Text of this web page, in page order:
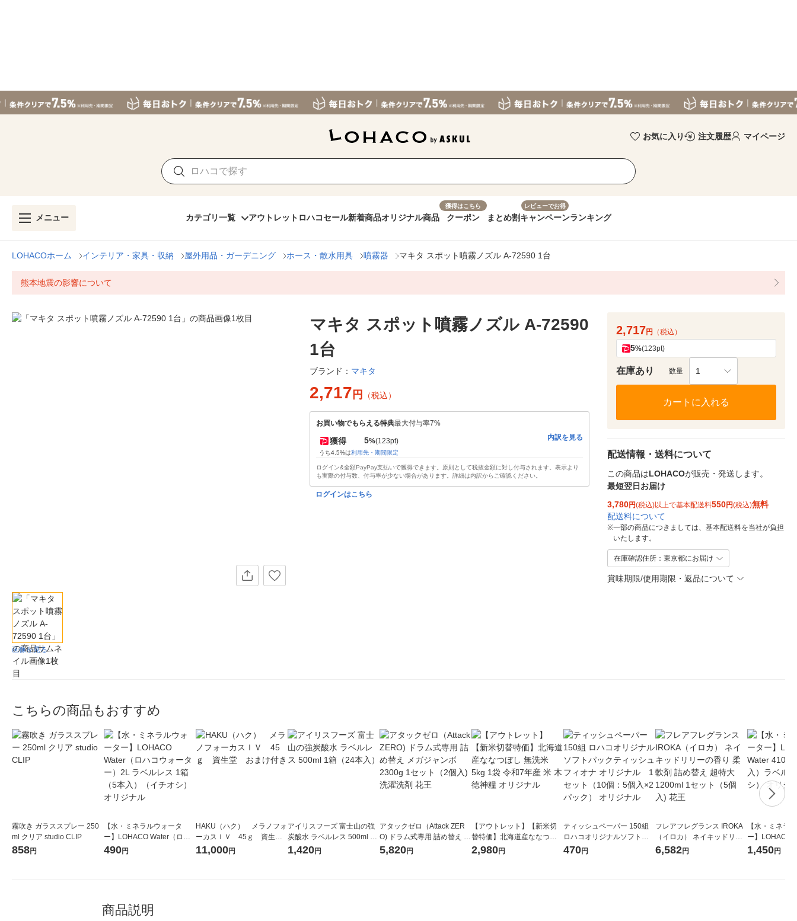
お気に入り 注文履歴 マイページ
メニュー カテゴリ一覧 アウトレット ロハコセール新着商品オリジナル商品
獲得はこちら
クーポン まとめ割
レビューでお得
キャンペーンランキング
LOHACOホーム インテリア・家具・収納 屋外用品・ガーデニング ホース・散水用具 噴霧器 マキタ スポット噴霧ノズル A-72590 1台
熊本地震の影響について
画像を見る
マキタ スポット噴霧ノズル A-72590
1台
ブランド： マキタ
2,717 円 （税込）
お買い物でもらえる特典最大付与率7%
獲得 5%(123pt)
うち4.5%は利用先・期間限定
内訳を見る
ログイン&全額PayPay支払いで獲得できます。原則として税抜金額に対し付与されます。表示より
も実際の付与数、付与率が少ない場合があります。詳細は内訳からご確認ください。
ログインはこちら
2,717円 （税込）
5%(123pt)
在庫あり 数量 1
カートに入れる
配送情報・送料について
この商品はLOHACOが販売・発送します。
最短翌日お届け
3,780円(税込)以上で基本配送料550円(税込)無料
配送料について
※一部の商品につきましては、基本配送料を当社が負担
いたします。
在庫確認住所：東京都にお届け
賞味期限/使用期限・返品について
こちらの商品もおすすめ
霧吹き ガラススプレー 250
ml クリア studio CLIP
858円
【水・ミネラルウォータ
ー】LOHACO Water（ロハ
コウォーター）2L ラベルレ
490円
HAKU（ハク） メラノフォ
ーカスＩＶ 45ｇ 資生
堂 おまけ付き
11,000円
アイリスフーズ 富士山の強
炭酸水 ラベルレス 500ml 1
箱（24本入）
1,420円
アタックゼロ（Attack ZER
O) ドラム式専用 詰め替え メ
ガジャンボ 2300g 1セット
5,820円
【アウトレット】【新米切
替特価】北海道産ななつぼ
し 無洗米 5kg 1袋 令和7年産
2,980円
ティッシュペーパー 150組
ロハコオリジナルソフトパ
ックティッシュ フィオナ オ
470円
フレアフレグランス IROKA
（イロカ） ネイキッドリリ
ーの香り 柔軟剤 詰め替え 超
6,582円
【水・ミネラ
ー】LOHACO
1箱（20本入
1,450円
商品説明